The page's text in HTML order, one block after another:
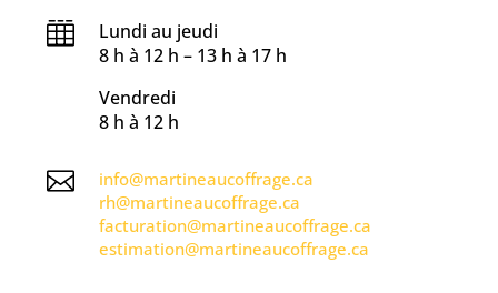

Lundi au jeudi
8 h à 12 h – 13 h à 17 h
Vendredi
8 h à 12 h

info@martineaucoffrage.ca
rh@martineaucoffrage.ca
facturation@martineaucoffrage.ca
estimation@martineaucoffrage.ca